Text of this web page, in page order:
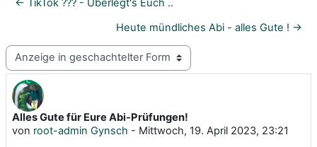
← TikTok ??? - Überlegt's Euch ..
Heute mündliches Abi - alles Gute ! →
Anzeigemodus
Alles Gute für Eure Abi-Prüfungen!
von root-admin Gynsch - Mittwoch, 19. April 2023, 23:21
Anzahl Antworten: 0